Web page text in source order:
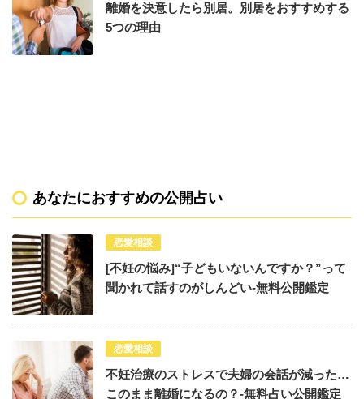
離婚を決意したら別居。別居をおすすめする
5つの理由
あなたにおすすめの公開占い
恋愛相談
[不妊の悩み]“子どもいないんですか？”って
聞かれて話すのがしんどい-無料公開鑑定
恋愛相談
不妊治療のストレスで夫婦の会話が減った…
このまま離婚になるの？-無料占い公開鑑定